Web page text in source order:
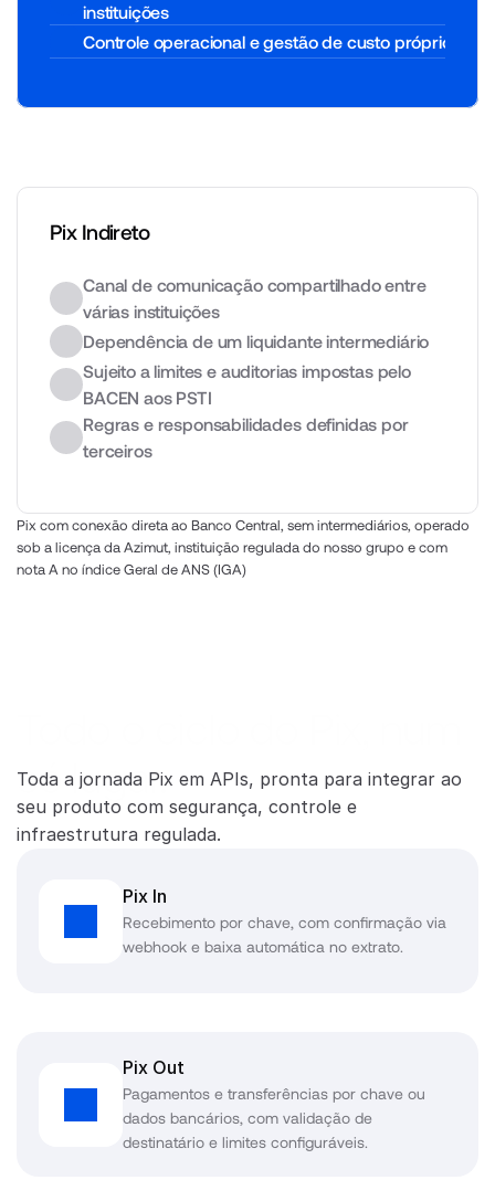
instituições
Controle operacional e gestão de custo próprios
Pix Indireto
Canal de comunicação compartilhado entre
várias instituições
Dependência de um liquidante intermediário
Sujeito a limites e auditorias impostas pelo
BACEN aos PSTI
Regras e responsabilidades definidas por
terceiros
Pix com conexão direta ao Banco Central, sem intermediários, operado
sob a licença da Azimut, instituição regulada do nosso grupo e com
nota A no índice Geral de ANS (IGA)
só lugar.
Toda a jornada Pix em APIs, pronta para integrar ao
seu produto com segurança, controle e
infraestrutura regulada.
Pix In
Recebimento por chave, com confirmação via
webhook e baixa automática no extrato.
Pix Out
Pagamentos e transferências por chave ou
dados bancários, com validação de
destinatário e limites configuráveis.